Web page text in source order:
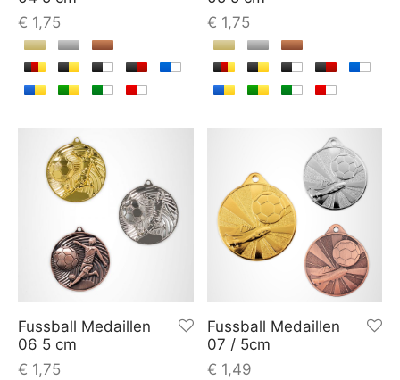
€ 1,75
€ 1,75
Fussball Medaillen
06 5 cm
€ 1,75
Fussball Medaillen
07 / 5cm
€ 1,49